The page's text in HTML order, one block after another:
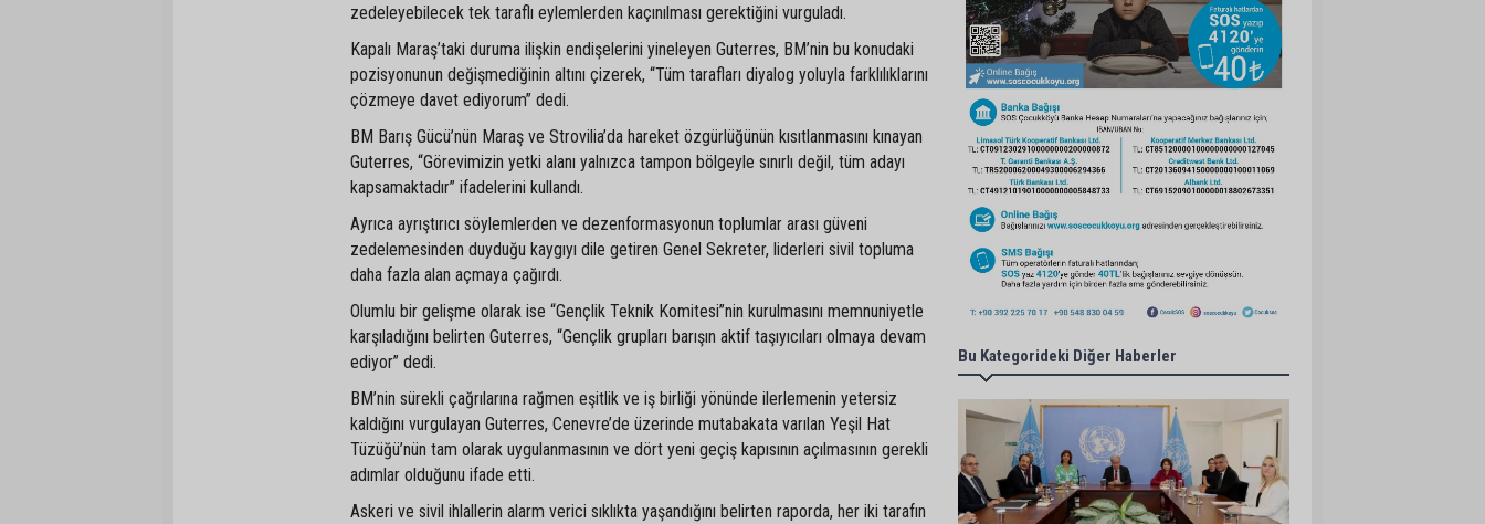
zedeleyebilecek tek taraflı eylemlerden kaçınılması gerektiğini vurguladı.
Kapalı Maraş’taki duruma ilişkin endişelerini yineleyen Guterres, BM’nin bu konudaki
pozisyonunun değişmediğinin altını çizerek, “Tüm tarafları diyalog yoluyla farklılıklarını
çözmeye davet ediyorum” dedi.
BM Barış Gücü’nün Maraş ve Strovilia’da hareket özgürlüğünün kısıtlanmasını kınayan
Guterres, “Görevimizin yetki alanı yalnızca tampon bölgeyle sınırlı değil, tüm adayı
kapsamaktadır” ifadelerini kullandı.
Ayrıca ayrıştırıcı söylemlerden ve dezenformasyonun toplumlar arası güveni
zedelemesinden duyduğu kaygıyı dile getiren Genel Sekreter, liderleri sivil topluma
daha fazla alan açmaya çağırdı.
Olumlu bir gelişme olarak ise “Gençlik Teknik Komitesi”nin kurulmasını memnuniyetle
karşıladığını belirten Guterres, “Gençlik grupları barışın aktif taşıyıcıları olmaya devam
ediyor” dedi.
BM’nin sürekli çağrılarına rağmen eşitlik ve iş birliği yönünde ilerlemenin yetersiz
kaldığını vurgulayan Guterres, Cenevre’de üzerinde mutabakata varılan Yeşil Hat
Tüzüğü’nün tam olarak uygulanmasının ve dört yeni geçiş kapısının açılmasının gerekli
adımlar olduğunu ifade etti.
Askeri ve sivil ihlallerin alarm verici sıklıkta yaşandığını belirten raporda, her iki tarafın
Bu Kategorideki Diğer Haberler